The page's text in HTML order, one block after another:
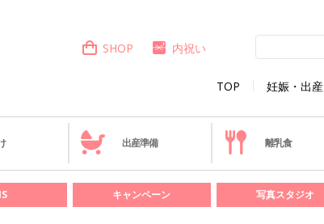
TOP 妊娠・出産
SHOP 内祝い
出産準備 離乳食
キャンペーン 写真スタジオ